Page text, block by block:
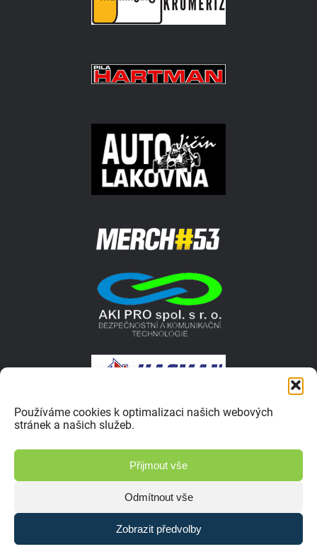
Používáme cookies k optimalizaci našich webových
stránek a našich služeb.
Přijmout vše
Odmítnout vše
Zobrazit předvolby
© 2026 Autokrosar.cz ISSN 1805-1413 | Vyrobilo studio